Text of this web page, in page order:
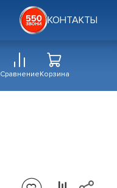
КОНТАКТЫ
СравнениеКорзина